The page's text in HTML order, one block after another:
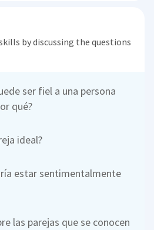
by discussing the questions
ser fiel a una persona
qué?
ideal?
estar sentimentalmente
las parejas que se conocen